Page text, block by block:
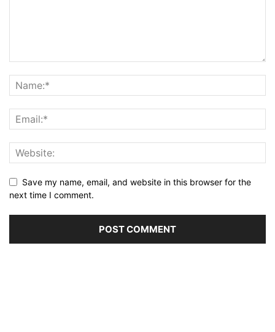
Save my name, email, and website in this browser for the
next time I comment.